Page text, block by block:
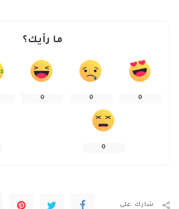
ما رأيك؟
0
0
0
0
شارك على